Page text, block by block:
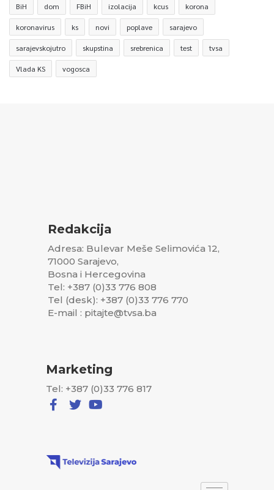
BiH dom FBiH izolacija kcus korona
koronavirus ks novi poplave sarajevo
sarajevskojutro skupstina srebrenica test tvsa
Vlada KS vogosca
Redakcija
Adresa: Bulevar Meše Selimovića 12,
71000 Sarajevo,
Bosna i Hercegovina
Tel: +387 (0)33 776 808
Tel (desk): +387 (0)33 776 770
E-mail : pitajte@tvsa.ba
Marketing
Tel: +387 (0)33 776 817